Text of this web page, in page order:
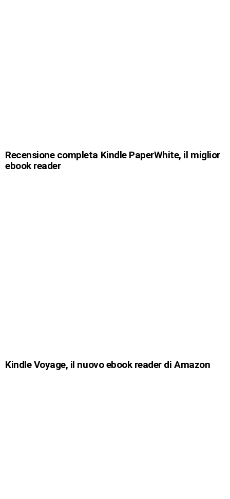
Recensione completa Kindle PaperWhite, il miglior
ebook reader
Kindle Voyage, il nuovo ebook reader di Amazon